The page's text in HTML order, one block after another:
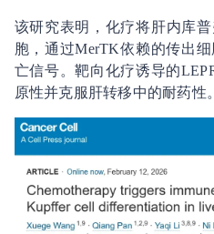
该研究表明，化疗将肝内库
胞，通过MerTK依赖的传出
亡信号。靶向化疗诱导的
原性并克服肝转移中的耐药性。